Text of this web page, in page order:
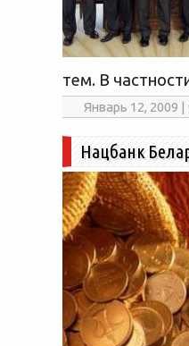
тем. В
Январь 12, 2009
Нацбанк